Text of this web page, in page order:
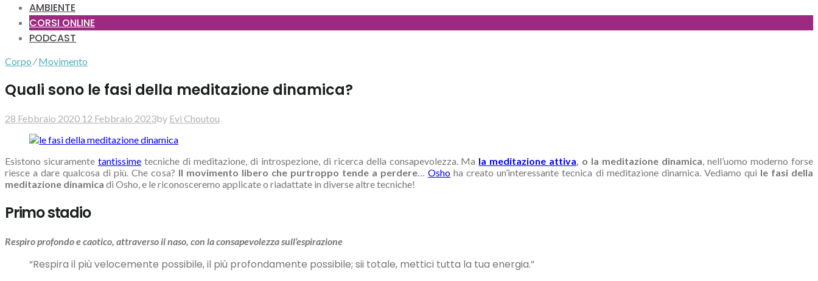
AMBIENTE
CORSI ONLINE
PODCAST
Corpo⁄Movimento
Quali sono le fasi della meditazione dinamica?
28 Febbraio 2020 12 Febbraio 2023by Evi Choutou
Esistono sicuramente tantissimetecniche di meditazione, di introspezione, di ricerca della consapevolezza. Ma la meditazione attiva, o la meditazione dinamica, nell’uomo moderno forse
riesce a dare qualcosa di più. Che cosa? Il movimento libero che purtroppo tende a perdere…Osho ha creato un’interessante tecnica di meditazione dinamica. Vediamo qui le fasi della
meditazione dinamica di Osho, e le riconosceremo applicate o riadattate in diverse altre tecniche!
Primo stadio
Respiro profondo e caotico, attraverso il naso, con la consapevolezza sull’espirazione
“Respira il più velocemente possibile, il più profondamente possibile; sii totale, mettici tutta la tua energia.”